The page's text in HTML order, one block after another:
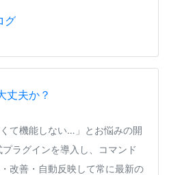
グ
丈夫か？
て機能しない…」とお悩みの開
ラグインを導入し、コマンド
改善・自動反映して常に最新の